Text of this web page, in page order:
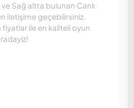
ve Sağ altta bulunan Canlı
iletişime geçebilirsiniz.
fiyatlar ile en kaliteli oyun